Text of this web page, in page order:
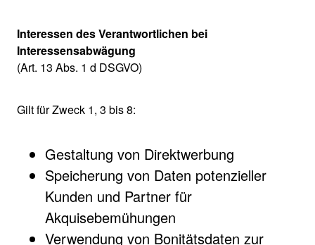
Interessen des Verantwortlichen bei
Interessensabwägung
(Art. 13 Abs. 1 d DSGVO)
Gilt für Zweck 1, 3 bis 8:
Gestaltung von Direktwerbung
Speicherung von Daten potenzieller
Kunden und Partner für
Akquisebemühungen
Verwendung von Bonitätsdaten zur